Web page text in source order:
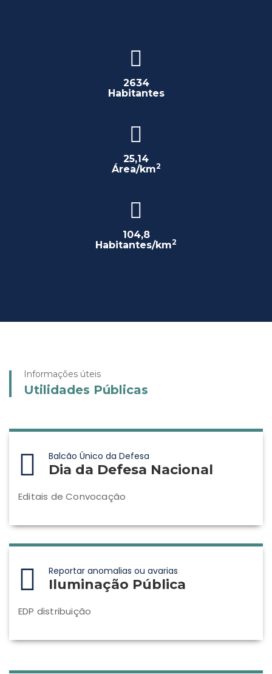
2634
Habitantes
25,14
Área/km2
104,8
Habitantes/km2
Informações úteis
Utilidades Públicas
Balcão Único da Defesa
Dia da Defesa Nacional
Editais de Convocação
Reportar anomalias ou avarias
Iluminação Pública
EDP distribuição